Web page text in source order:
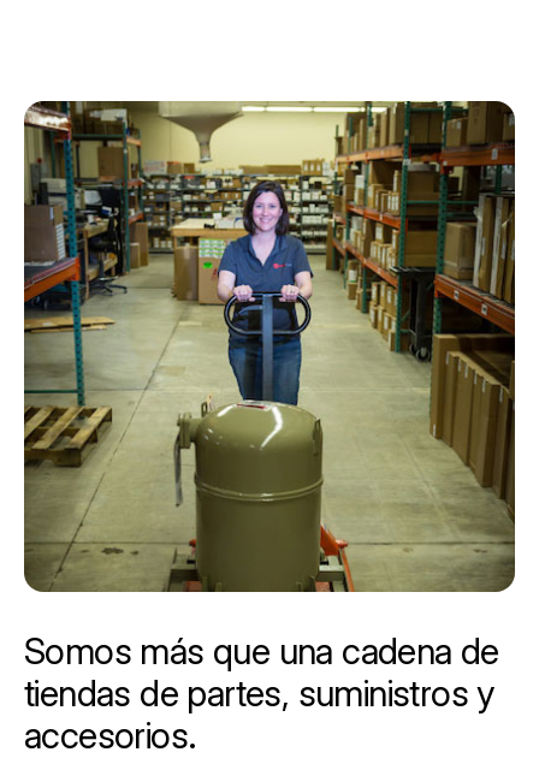
Somos más que una cadena de
tiendas de partes, suministros y
accesorios.